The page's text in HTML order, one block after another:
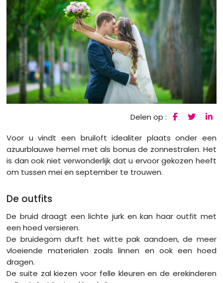
Delen op :
Voor u vindt een bruiloft idealiter plaats onder een
azuurblauwe hemel met als bonus de zonnestralen. Het
is dan ook niet verwonderlijk dat u ervoor gekozen heeft
om tussen mei en september te trouwen.
De outfits
De bruid draagt een lichte jurk en kan haar outfit met
een hoed versieren.
De bruidegom durft het witte pak aandoen, de meer
vloeiende materialen zoals linnen en ook een hoed
dragen.
De suite zal kiezen voor felle kleuren en de erekinderen